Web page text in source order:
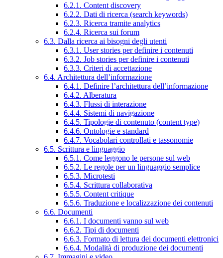
6.2.1. Content discovery
6.2.2. Dati di ricerca (search keywords)
6.2.3. Ricerca tramite analytics
6.2.4. Ricerca sui forum
6.3. Dalla ricerca ai bisogni degli utenti
6.3.1. User stories per definire i contenuti
6.3.2. Job stories per definire i contenuti
6.3.3. Criteri di accettazione
6.4. Architettura dell’informazione
6.4.1. Definire l’architettura dell’informazione
6.4.2. Alberatura
6.4.3. Flussi di interazione
6.4.4. Sistemi di navigazione
6.4.5. Tipologie di contenuto (content type)
6.4.6. Ontologie e standard
6.4.7. Vocabolari controllati e tassonomie
6.5. Scrittura e linguaggio
6.5.1. Come leggono le persone sul web
6.5.2. Le regole per un linguaggio semplice
6.5.3. Microtesti
6.5.4. Scrittura collaborativa
6.5.5. Content critique
6.5.6. Traduzione e localizzazione dei contenuti
6.6. Documenti
6.6.1. I documenti vanno sul web
6.6.2. Tipi di documenti
6.6.3. Formato di lettura dei documenti elettronici
6.6.4. Modalità di produzione dei documenti